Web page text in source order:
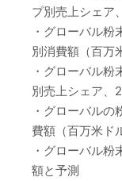
プ別売上シェア
・グローバル
別消費額（百万
・グローバル
別売上シェア、
・グローバル
費額（百万米ド
・グローバル
額と予測